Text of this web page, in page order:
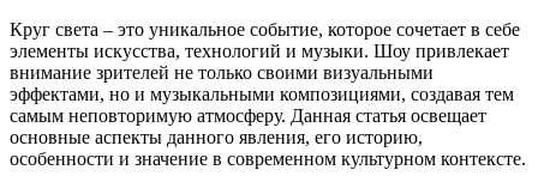
Круг света – это уникальное событие, которое сочетает в себе
элементы искусства, технологий и музыки. Шоу привлекает
внимание зрителей не только своими визуальными
эффектами, но и музыкальными композициями, создавая тем
самым неповторимую атмосферу. Данная статья освещает
основные аспекты данного явления, его историю,
особенности и значение в современном культурном контексте.